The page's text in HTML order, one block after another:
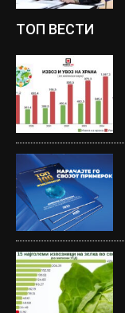
ТОП ВЕСТИ